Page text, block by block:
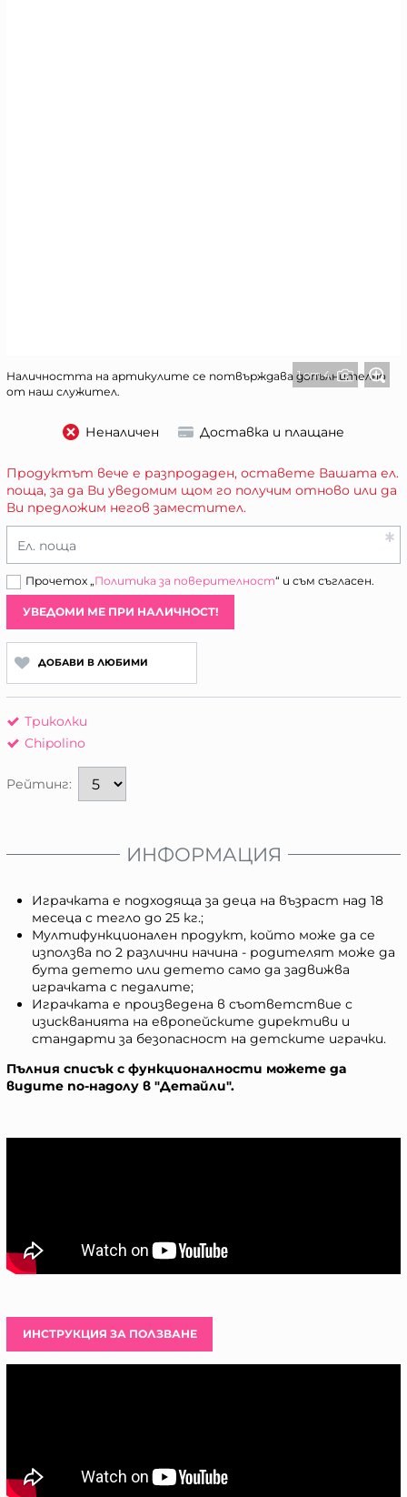
1 от 4
Наличността на артикулите се потвърждава допълнително
от наш служител.
Неналичен Доставка и плащане
Продуктът вече е разпродаден, оставете Вашата ел.
поща, за да Ви уведомим щом го получим отново или да
Ви предложим негов заместител.
Ел. поща
Прочетох „Политика за поверителност“ и съм съгласен.
УВЕДОМИ МЕ ПРИ НАЛИЧНОСТ!
ДОБАВИ В ЛЮБИМИ
Триколки
Chipolino
Рейтинг:
ИНФОРМАЦИЯ
Играчката е подходяща за деца на възраст над 18
месеца с тегло до 25 кг.;
Мултифункционален продукт, който може да се
използва по 2 различни начина - родителят може да
бута детето или детето само да задвижва
играчката с педалите;
Играчката е произведена в съответствие с
изискванията на европейските директиви и
стандарти за безопасност на детските играчки.
Пълния списък с функционалности можете да
видите по-надолу в "Детайли".
ИНСТРУКЦИЯ ЗА ПОЛЗВАНЕ